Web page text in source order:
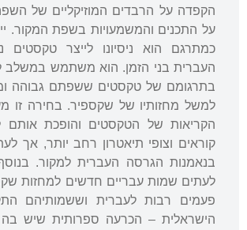
הקפדה על הרבדים המוזיקליים של
על התכנים והמשמעויות בשפת המקור.
כמתרגם הוא ניסיונו לייצר טקסטים
העברית בני הזמן. הוא משתמש במשלב
בתרגומם של טקסטים ששפתם גבוהה
למשל מחזותיו של שקספיר. בחירה זו
הקריאות של הטקסטים והופכת אותם
קוראים וצופי תיאטרון רחב יותר, אך
בנאמנות הגרסה העברית למקור.
לעתים שמות עבריים חדשים למחזות
פעמים רבות לעברית וששמותיהם
הישראלית – הכרעה ספרותית שיש